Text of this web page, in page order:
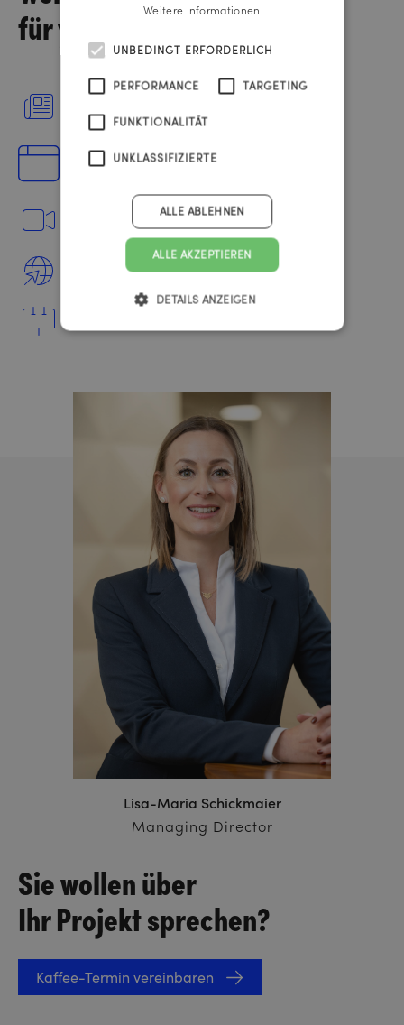
für young.hope
Website
TV-Spots
Onlinebanner
Sie wollen über
Ihr Projekt sprechen?
Kaffee-Termin vereinbaren
Lisa-Maria Schickmaier
Managing Director
Weitere Informationen
UNBEDINGT ERFORDERLICH
PERFORMANCE TARGETING
FUNKTIONALITÄT
UNKLASSIFIZIERTE
ALLE AKZEPTIEREN
ALLE ABLEHNEN
DETAILS ANZEIGEN